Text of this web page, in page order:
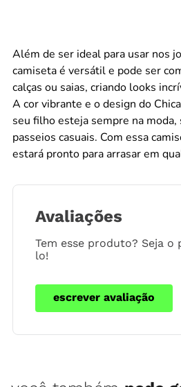
Além de ser ideal para usar nos
camiseta é versátil e pode ser
calças ou saias, criando looks
A cor vibrante e o design do
seu filho esteja sempre na moda,
passeios casuais. Com essa
estará pronto para arrasar em
Avaliações
Tem esse produto? Seja o
lo!
escrever avaliação